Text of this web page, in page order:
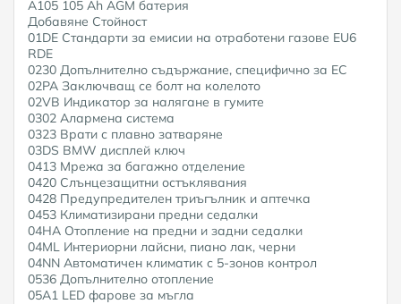
A105 105 Ah AGM батерия
Добавяне Стойност
01DE Стандарти за емисии на отработени газове EU6
RDE
0230 Допълнително съдържание, специфично за ЕС
02PA Заключващ се болт на колелото
02VB Индикатор за налягане в гумите
0302 Алармена система
0323 Врати с плавно затваряне
03DS BMW дисплей ключ
0413 Мрежа за багажно отделение
0420 Слънцезащитни остъклявания
0428 Предупредителен триъгълник и аптечка
0453 Климатизирани предни седалки
04HA Отопление на предни и задни седалки
04ML Интериорни лайсни, пиано лак, черни
04NN Автоматичен климатик с 5-зонов контрол
0536 Допълнително отопление
05A1 LED фарове за мъгла